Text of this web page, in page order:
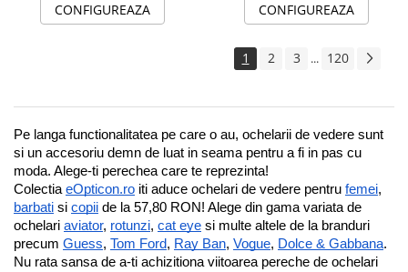
CONFIGUREAZA CONFIGUREAZA
1 2 3 ... 120
Pe langa functionalitatea pe care o au, ochelarii de vedere sunt
si un accesoriu demn de luat in seama pentru a fi in pas cu
moda. Alege-ti perechea care te reprezinta!
Colectia eOpticon.ro iti aduce ochelari de vedere pentru femei
barbati si copii de la 57,80 RON! Alege din gama variata de
ochelari aviator, rotunzi, cat eye si multe altele de la branduri
precum Guess, Tom Ford, Ray Ban, Vogue, Dolce & Gabbana.
Nu rata sansa de a-ti achizitiona viitoarea pereche de ochelari